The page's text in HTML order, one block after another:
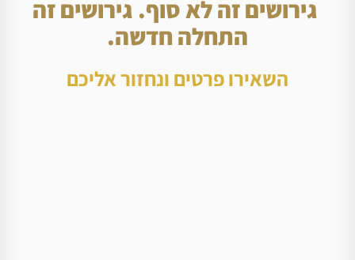
גירושים זה לא סוף. גירושים זה
התחלה חדשה.
השאירו פרטים ונחזור אליכם